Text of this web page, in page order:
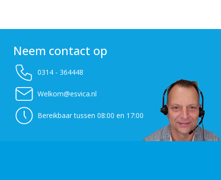
Neem contact op
0314 - 364448
Welkom@esvica.nl
Bereikbaar tussen 08:00 en 17:00